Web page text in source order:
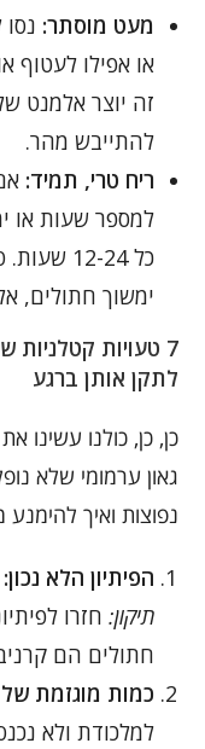
מעט מוסתר:
או אפילו לעטוף
זה יוצר אלמנט
להתייבש מהר.
ריח טרי, תמיד:
למספר שעות או
כל 12-
ימשוך חתולים,
7 טעויות
לתקן אותן ברגע
כן, כן, כולנו עשינו
גאון ערמומי שלא
נפוצות ואיך להימנע
הפיתיון הלא נכון:
תיקון: חזרו
חתולים הם
כמות מוגזמת של
למלכודת ולא